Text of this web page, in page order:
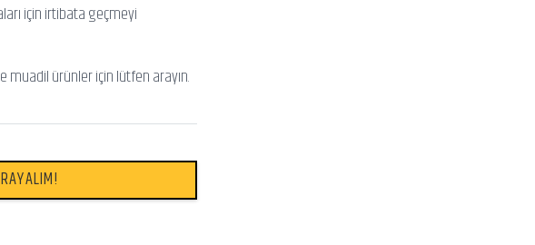
için irtibata geçmeyi
muadil ürünler için lütfen arayın.